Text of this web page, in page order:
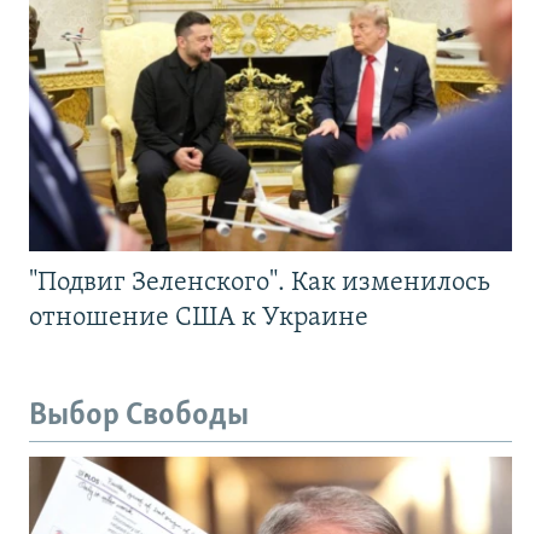
"Подвиг Зеленского". Как изменилось
отношение США к Украине
Выбор Свободы